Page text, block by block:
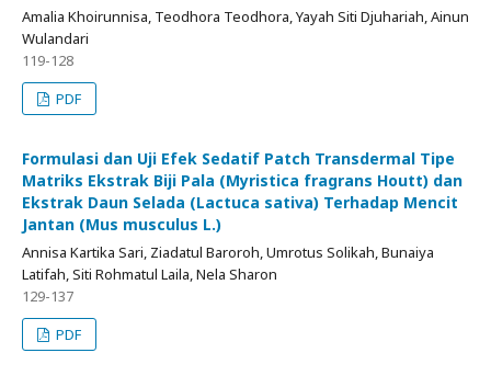
Amalia Khoirunnisa, Teodhora Teodhora, Yayah Siti Djuhariah, Ainun
Wulandari
119-128
PDF
Formulasi dan Uji Efek Sedatif Patch Transdermal Tipe
Matriks Ekstrak Biji Pala (Myristica fragrans Houtt) dan
Ekstrak Daun Selada (Lactuca sativa) Terhadap Mencit
Jantan (Mus musculus L.)
Annisa Kartika Sari, Ziadatul Baroroh, Umrotus Solikah, Bunaiya
Latifah, Siti Rohmatul Laila, Nela Sharon
129-137
PDF